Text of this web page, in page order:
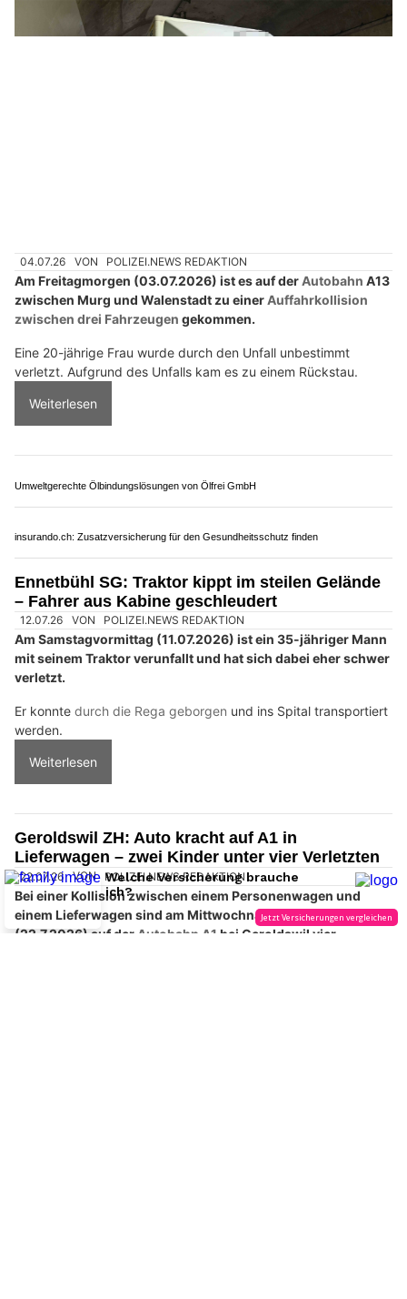
04.07.26 VON POLIZEI.NEWS REDAKTION
Am Freitagmorgen (03.07.2026) ist es auf derAutobahn A13
zwischen Murg und Walenstadt zu einerAuffahrkollision
zwischen drei Fahrzeugen gekommen.
Eine 20-jährige Frau wurde durch den Unfall unbestimmt
verletzt. Aufgrund des Unfalls kam es zu einem Rückstau.
Weiterlesen
Umweltgerechte Ölbindungslösungen von Ölfrei GmbH
Ennetbühl SG: Traktor kippt im steilen Gelände
– Fahrer aus Kabine geschleudert